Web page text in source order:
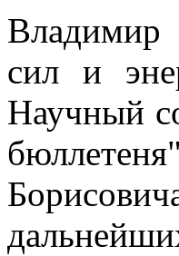
Владимир
сил и
Научный